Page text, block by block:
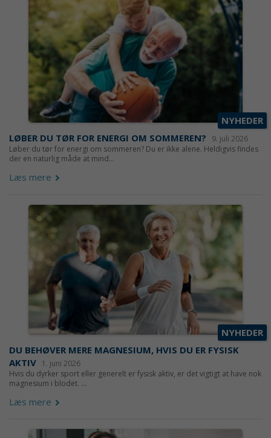
NYHEDER
LØBER DU TØR FOR ENERGI OM SOMMEREN?
9. juli 2026
Løber du tør for energi om sommeren? Du er ikke alene. Heldigvis findes
der en naturlig måde at mind...
Læs mere
NYHEDER
DU BEHØVER MERE MAGNESIUM, HVIS DU ER FYSISK
AKTIV 1. juni 2026
Hvis du dyrker sport eller generelt er fysisk aktiv, er det vigtigt at have nok
magnesium i blodet. ...
Læs mere